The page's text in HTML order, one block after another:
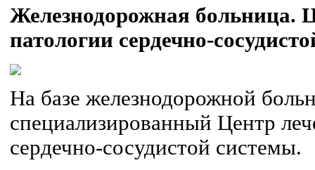
Железнодорожная больница.
патологии сердечно-
На базе железнодорожной
специализированный Центр
сердечно-сосудистой системы.